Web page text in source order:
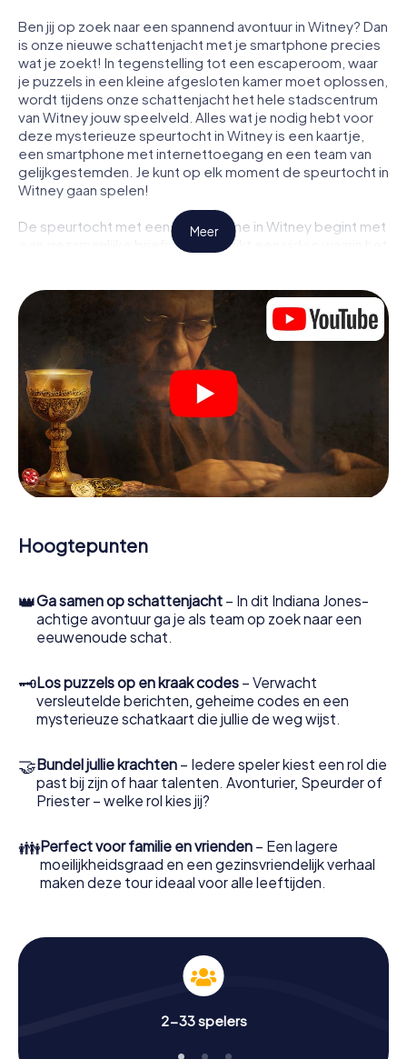
Ben jij op zoek naar een spannend avontuur in Witney? Dan
is onze nieuwe schattenjacht met je smartphone precies
wat je zoekt! In tegenstelling tot een escaperoom, waar
je puzzels in een kleine afgesloten kamer moet oplossen,
wordt tijdens onze schattenjacht het hele stadscentrum
van Witney jouw speelveld. Alles wat je nodig hebt voor
deze mysterieuze speurtocht in Witney is een kaartje,
een smartphone met internettoegang en een team van
gelijkgestemden. Je kunt op elk moment de speurtocht in
Witney gaan spelen!
De speurtocht met een smartphone in Witney begint met
een gezamenlijke briefing. Je bekijkt een video waarin het
is een geboren speurder? Wie is een echte avonturier?
En wie heeft het in zich om een code te kraken? Bij onze
escape game in Witney garanderen wij dat elke speler de
juiste rol vindt.
Zodra de rollen zijn toegewezen, kan de speurtocht
beginnen. Op verschillende locaties in de stad kraak je
gecodeerde berichten, los je lastige logische raadsels
op en zoek je naar bewijs. Jouw smartphone is je meest
cruciale opsporingsinstrument: met onze app kun je
getuigen interviewen, plaatsen delict onderzoeken,
bewijs verzamelen en veilig door Witney navigeren.
Tijdens het spel duiken jij en jouw team steeds dieper in
het spannende verhaal en al snel zul je beseffen dat de
Meer
Hoogtepunten
👑Ga samen op schattenjacht – In dit Indiana Jones-
achtige avontuur ga je als team op zoek naar een
eeuwenoude schat.
🗝Los puzzels op en kraak codes – Verwacht
versleutelde berichten, geheime codes en een
mysterieuze schatkaart die jullie de weg wijst.
🤝Bundel jullie krachten – Iedere speler kiest een rol die
past bij zijn of haar talenten. Avonturier, Speurder of
Priester – welke rol kies jij?
👪Perfect voor familie en vrienden – Een lagere
moeilijkheidsgraad en een gezinsvriendelijk verhaal
maken deze tour ideaal voor alle leeftijden.
2-33 spelers